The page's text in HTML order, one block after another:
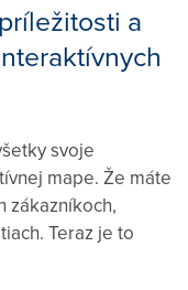
a
svoje
mape. Že máte
zákazníkoch,
Teraz je to